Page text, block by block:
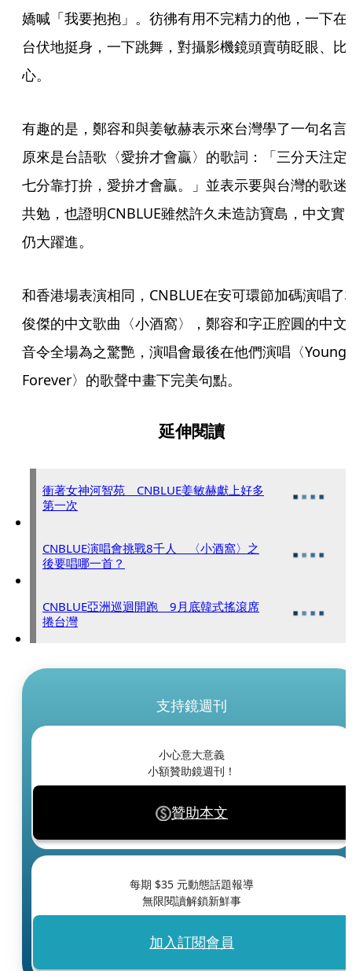
嬌喊「我要抱抱」。彷彿有用不完精力的他，一下在
台伏地挺身，一下跳舞，對攝影機鏡頭賣萌眨眼、比
心。
有趣的是，鄭容和與姜敏赫表示來台灣學了一句名言
原來是台語歌〈愛拚才會贏〉的歌詞：「三分天注定
七分靠打拚，愛拚才會贏。」並表示要與台灣的歌迷
共勉，也證明CNBLUE雖然許久未造訪寶島，中文實
仍大躍進。
和香港場表演相同，CNBLUE在安可環節加碼演唱了
俊傑的中文歌曲〈小酒窩〉，鄭容和字正腔圓的中文
音令全場為之驚艷，演唱會最後在他們演唱〈Young
Forever〉的歌聲中畫下完美句點。
延伸閱讀
衝著女神河智苑 CNBLUE姜敏赫獻上好多
第一次
CNBLUE演唱會挑戰8千人 〈小酒窩〉之
後要唱哪一首？
CNBLUE亞洲巡迴開跑 9月底韓式搖滾席
捲台灣
支持鏡週刊
小心意大意義
小額贊助鏡週刊！
贊助本文
每期 $35 元動態話題報導
無限閱讀解鎖新鮮事
加入訂閱會員